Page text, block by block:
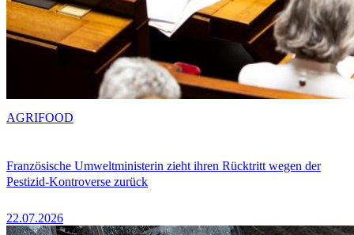
Französische Umweltministerin zieht ihren Rücktritt wegen der
Pestizid-Kontroverse zurück
22.07.2026
AGRIFOOD